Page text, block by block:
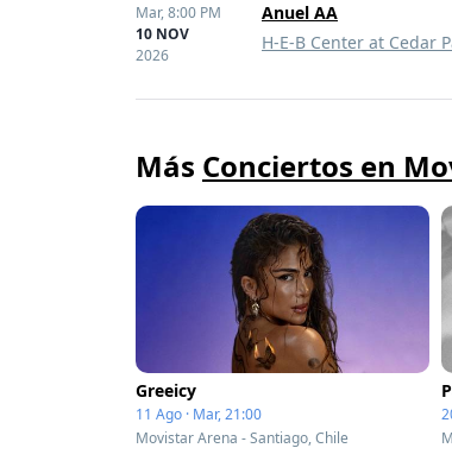
Mar,8:00 PM
10 NOV
2026
Anuel AA
H-E-B Center at Cedar
Más Conciertos en
Greeicy
11 Ago · Mar, 21:00
Movistar Arena - Santiago, Chile